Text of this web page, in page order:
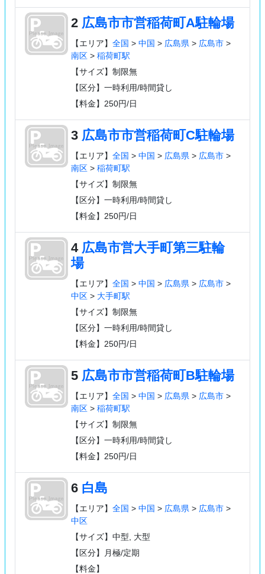
2 広島市市営稲荷町A駐輪場
【エリア】 全国 > 中国 > 広島県 > 広島市>
南区> 稲荷町駅
【サイズ】制限無
【区分】一時利用/時間貸し
【料金】250円/日
3 広島市市営稲荷町C駐輪場
【エリア】 全国 > 中国 > 広島県 > 広島市>
南区> 稲荷町駅
【サイズ】制限無
【区分】一時利用/時間貸し
【料金】250円/日
4 広島市営大手町第三駐輪
場
【エリア】 全国 > 中国 > 広島県 > 広島市>
中区> 大手町駅
【サイズ】制限無
【区分】一時利用/時間貸し
【料金】250円/日
5 広島市市営稲荷町B駐輪場
【エリア】 全国 > 中国 > 広島県 > 広島市>
南区> 稲荷町駅
【サイズ】制限無
【区分】一時利用/時間貸し
【料金】250円/日
6 白島
【エリア】 全国 > 中国 > 広島県 > 広島市>
中区
【サイズ】中型, 大型
【区分】月極/定期
【料金】